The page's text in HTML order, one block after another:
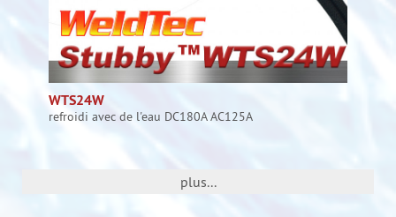
WTS24W
refroidi avec de l'eau DC180A AC125A
plus...